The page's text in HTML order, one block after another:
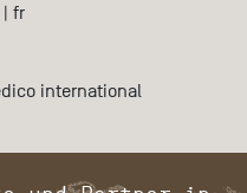
| fr
international